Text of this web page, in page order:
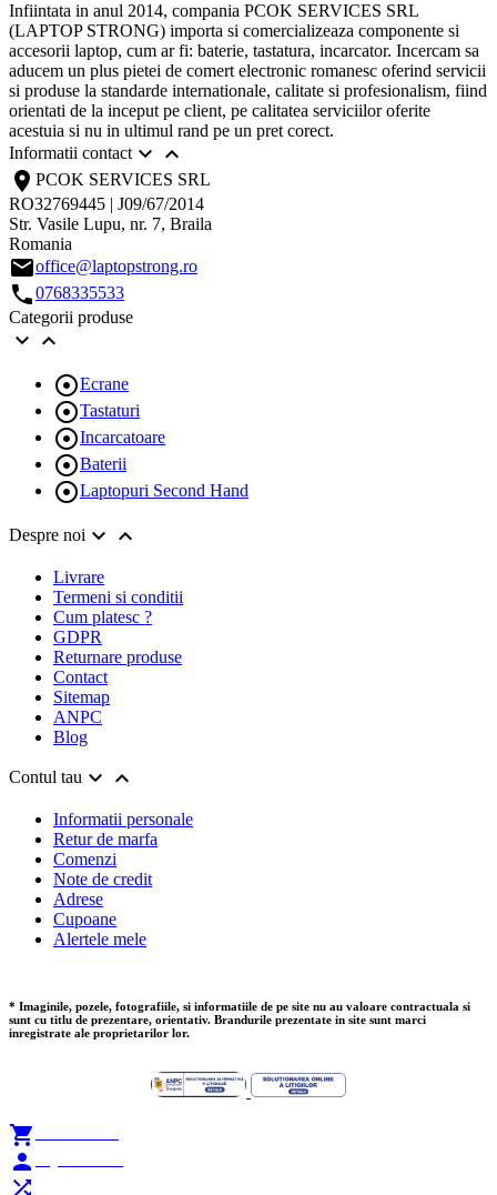
Infiintata in anul 2014, compania PCOK SERVICES SRL
(LAPTOP STRONG) importa si comercializeaza componente si
accesorii laptop, cum ar fi: baterie, tastatura, incarcator. Incercam sa
aducem un plus pietei de comert electronic romanesc oferind servicii
si produse la standarde internationale, calitate si profesionalism, fiind
orientati de la inceput pe client, pe calitatea serviciilor oferite
acestuia si nu in ultimul rand pe un pret corect.
Informatii contact 
location_on PCOK SERVICES SRL
RO32769445 | J09/67/2014
Str. Vasile Lupu, nr. 7, Braila
Romania
emailoffice@laptopstrong.ro
call0768335533
Categorii produse
 
Ecrane
Tastaturi
Incarcatoare
Baterii
Laptopuri Second Hand
Despre noi  
Livrare
Termeni si conditii
Cum platesc ?
GDPR
Returnare produse
Contact
Sitemap
ANPC
Blog
Contul tau  
Informatii personale
Retur de marfa
Comenzi
Note de credit
Adrese
Cupoane
Alertele mele
* Imaginile, pozele, fotografiile, si informatiile de pe site nu au valoare contractuala si
sunt cu titlu de prezentare, orientativ. Brandurile prezentate in site sunt marci
inregistrate ale proprietarilor lor.


